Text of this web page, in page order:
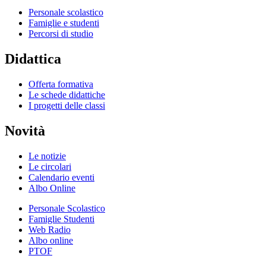
Personale scolastico
Famiglie e studenti
Percorsi di studio
Didattica
Offerta formativa
Le schede didattiche
I progetti delle classi
Novità
Le notizie
Le circolari
Calendario eventi
Albo Online
Personale Scolastico
Famiglie Studenti
Web Radio
Albo online
PTOF